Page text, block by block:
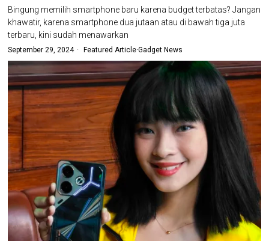
Bingung memilih smartphone baru karena budget terbatas? Jangan
khawatir, karena smartphone dua jutaan atau di bawah tiga juta
terbaru, kini sudah menawarkan
September 29, 2024 Featured Article·Gadget News